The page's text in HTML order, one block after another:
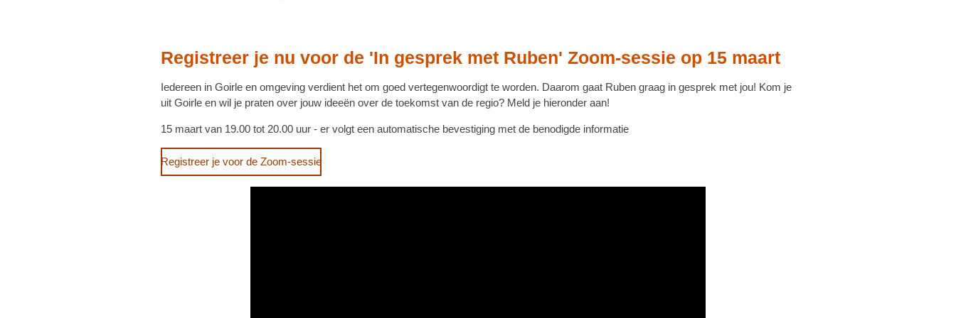
Registreer je nu voor de 'In gesprek met Ruben' Zoom-sessie op 15 maart
Iedereen in Goirle en omgeving verdient het om goed vertegenwoordigt te worden. Daarom gaat Ruben graag in gesprek met jou! Kom je
uit Goirle en wil je praten over jouw ideeën over de toekomst van de regio? Meld je hieronder aan!
15 maart van 19.00 tot 20.00 uur - er volgt een automatische bevestiging met de benodigde informatie
Registreer je voor de Zoom-sessie